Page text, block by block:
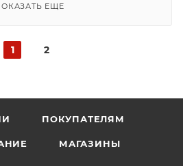
ЕЩЕ
1 2
ПОКУПАТЕЛЯМ
МАГАЗИНЫ